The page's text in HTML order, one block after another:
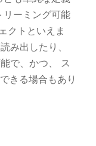
リーミング可能
クトといえま
み出したり、
で、かつ、 ス
きる場合もあり